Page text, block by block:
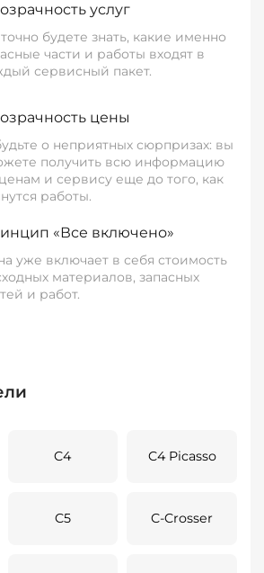
услуг
будете знать, какие именно
части и работы входят в
сервисный пакет.
цены
о неприятных сюрпризах: вы
получить всю информацию
и сервису еще до того, как
работы.
«Все включено»
уже включает в себя стоимость
материалов, запасных
и работ.
C4 C4 Picasso
C5 C-Crosser